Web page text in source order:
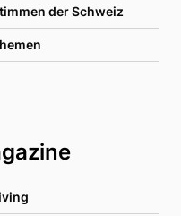
der Schweiz